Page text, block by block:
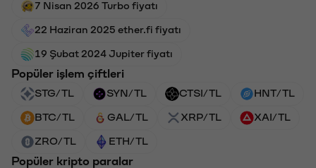
7 Nisan 2026 Turbo fiyatı
22 Haziran 2025 ether.fi fiyatı
19 Şubat 2024 Jupiter fiyatı
Popüler işlem çiftleri
STG/TL SYN/TL CTSI/TL HNT/TL
BTC/TL GAL/TL XRP/TL XAI/TL
ZRO/TL ETH/TL
Popüler kripto paralar